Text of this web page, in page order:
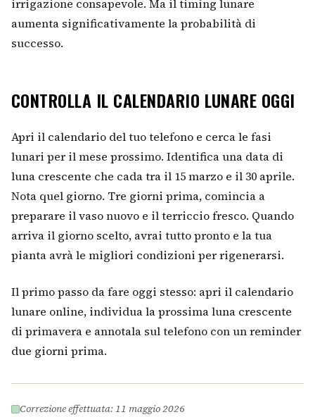
irrigazione consapevole. Ma il timing lunare
aumenta significativamente la probabilità di
successo.
CONTROLLA IL CALENDARIO LUNARE OGGI
Apri il calendario del tuo telefono e cerca le fasi
lunari per il mese prossimo. Identifica una data di
luna crescente che cada tra il 15 marzo e il 30 aprile.
Nota quel giorno. Tre giorni prima, comincia a
preparare il vaso nuovo e il terriccio fresco. Quando
arriva il giorno scelto, avrai tutto pronto e la tua
pianta avrà le migliori condizioni per rigenerarsi.
Il primo passo da fare oggi stesso: apri il calendario
lunare online, individua la prossima luna crescente
di primavera e annotala sul telefono con un reminder
due giorni prima.
Correzione effettuata: 11 maggio 2026